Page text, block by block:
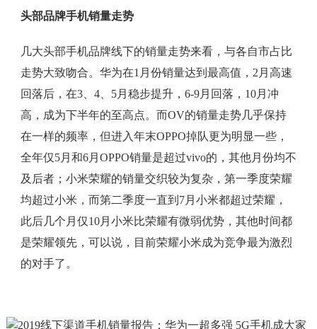
头部品牌手机销量走势
几大头部手机品牌线下的销量走势来看，与各自市占比
走势大致吻合。华为在1月份销量达到最高值，2月高速
回落后，在3、4、5月稳步提升，6-9月回落，10月冲
高，成为下半年的至高点。而OV的销量走势几乎保持
在一样的频率，但进入年末OPPO掉队更为明显一些，
全年仅5月和6月OPPO销量是超过vivo的，其他月份均不
及后者；小米荣耀的销量交织较为复杂，第一季度荣耀
均超过小米，而第二季度一直到7月小米都超过荣耀，
此后几个月仅10月小米比荣耀有微弱优势，其他时间都
是荣耀领先，可以说，目前荣耀小米成为竞争最为激烈
的对手了。